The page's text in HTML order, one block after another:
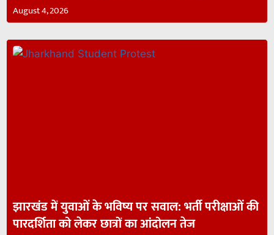
August 4, 2026
झारखंड में युवाओं के भविष्य पर सवाल: भर्ती परीक्षाओं की
पारदर्शिता को लेकर छात्रों का आंदोलन तेज